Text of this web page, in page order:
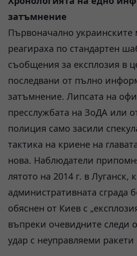
затъмнение
Първоначално украинските
реагираха по стандартен
съобщения за експлозия в
последвани от пълно
затъмнение. Липсата на
пресслужбата на ЗоДА или
полиция само засили
тактика на криене на
нова. Наблюдатели
лятото на 2014 г. в Луганск,
административната сграда
обяснен от Киев с
въпреки очевидните следи
удар с неуправляеми ракети